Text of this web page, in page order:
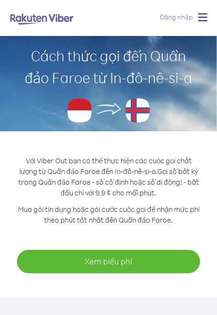
Đăng nhập
Cách thức gọi đến Quần
đảo Faroe từ In-đô-nê-si-a
Với Viber Out bạn có thể thực hiện các cuộc gọi chất
lượng từ Quần đảo Faroe đến In-đô-nê-si-a.Gọi số bất kỳ
trong Quần đảo Faroe - số cố định hoặc số di động! - bắt
đầu chỉ với 9.9 ¢ cho mỗi phút.
Mua gói tín dụng hoặc gói cước cuộc gọi để nhận mức phí
theo phút tốt nhất đến Quần đảo Faroe.
Xem biểu phí